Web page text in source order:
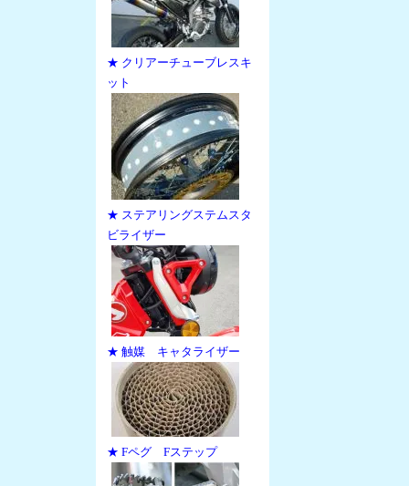
★ クリアーチューブレスキ
ット
★ ステアリングステムスタ
ビライザー
★ 触媒 キャタライザー
★ Fペグ Fステップ